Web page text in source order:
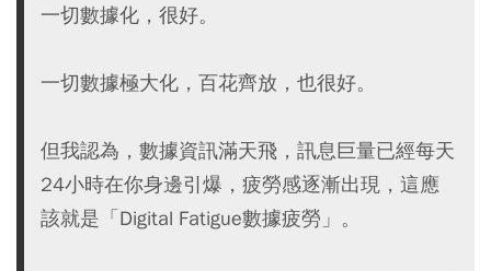
一切數據化，很好。
一切數據極大化，百花齊放，也很好。
但我認為，數據資訊滿天飛，訊息巨量已經每天
24小時在你身邊引爆，疲勞感逐漸出現，這應
該就是「Digital Fatigue數據疲勞」。